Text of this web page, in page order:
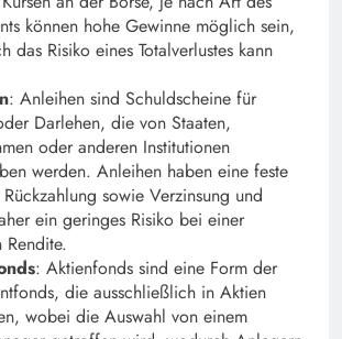
können hohe Gewinne möglich sein,
das Risiko eines Totalverlustes kann
: Anleihen sind Schuldscheine für
Darlehen, die von Staaten,
oder anderen Institutionen
werden. Anleihen haben eine feste
sowie Verzinsung und
ein geringes Risiko bei einer
: Aktienfonds sind eine Form der
die ausschließlich in Aktien
wobei die Auswahl von einem